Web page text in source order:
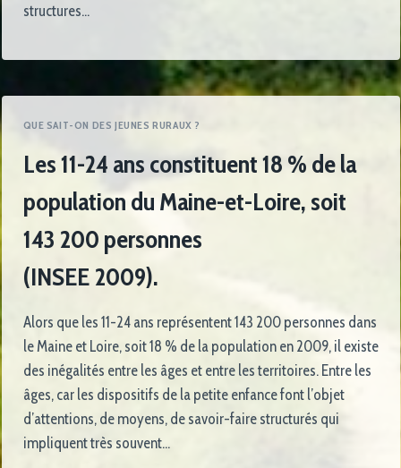
structures…
QUE SAIT-ON DES JEUNES RURAUX ?
Les 11-24 ans constituent 18 % de la
population du Maine-et-Loire, soit
143 200 personnes
(INSEE 2009).
Alors que les 11-24 ans représentent 143 200 personnes dans
le Maine et Loire, soit 18 % de la population en 2009, il existe
des inégalités entre les âges et entre les territoires. Entre les
âges, car les dispositifs de la petite enfance font l’objet
d’attentions, de moyens, de savoir-faire structurés qui
impliquent très souvent…